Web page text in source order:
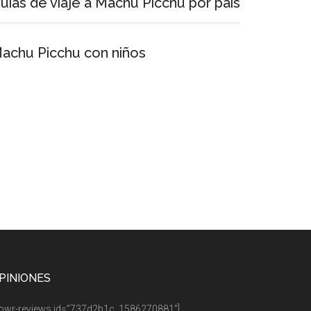
Picchu con niños